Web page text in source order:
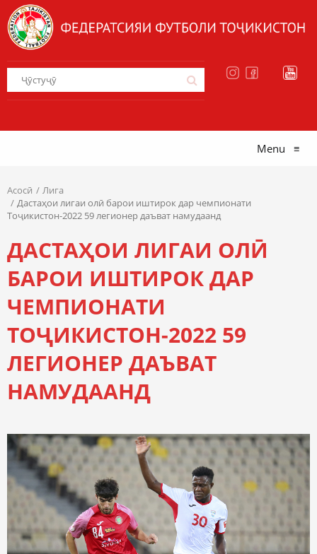
Menu ≡
Асосӣ
Лига
Дастаҳои лигаи олӣ барои иштирок дар чемпионати
Тоҷикистон-2022 59 легионер даъват намудаанд
ДАСТАҲОИ ЛИГАИ ОЛӢ
БАРОИ ИШТИРОК ДАР
ЧЕМПИОНАТИ
ТОҶИКИСТОН-2022 59
ЛЕГИОНЕР ДАЪВАТ
НАМУДААНД